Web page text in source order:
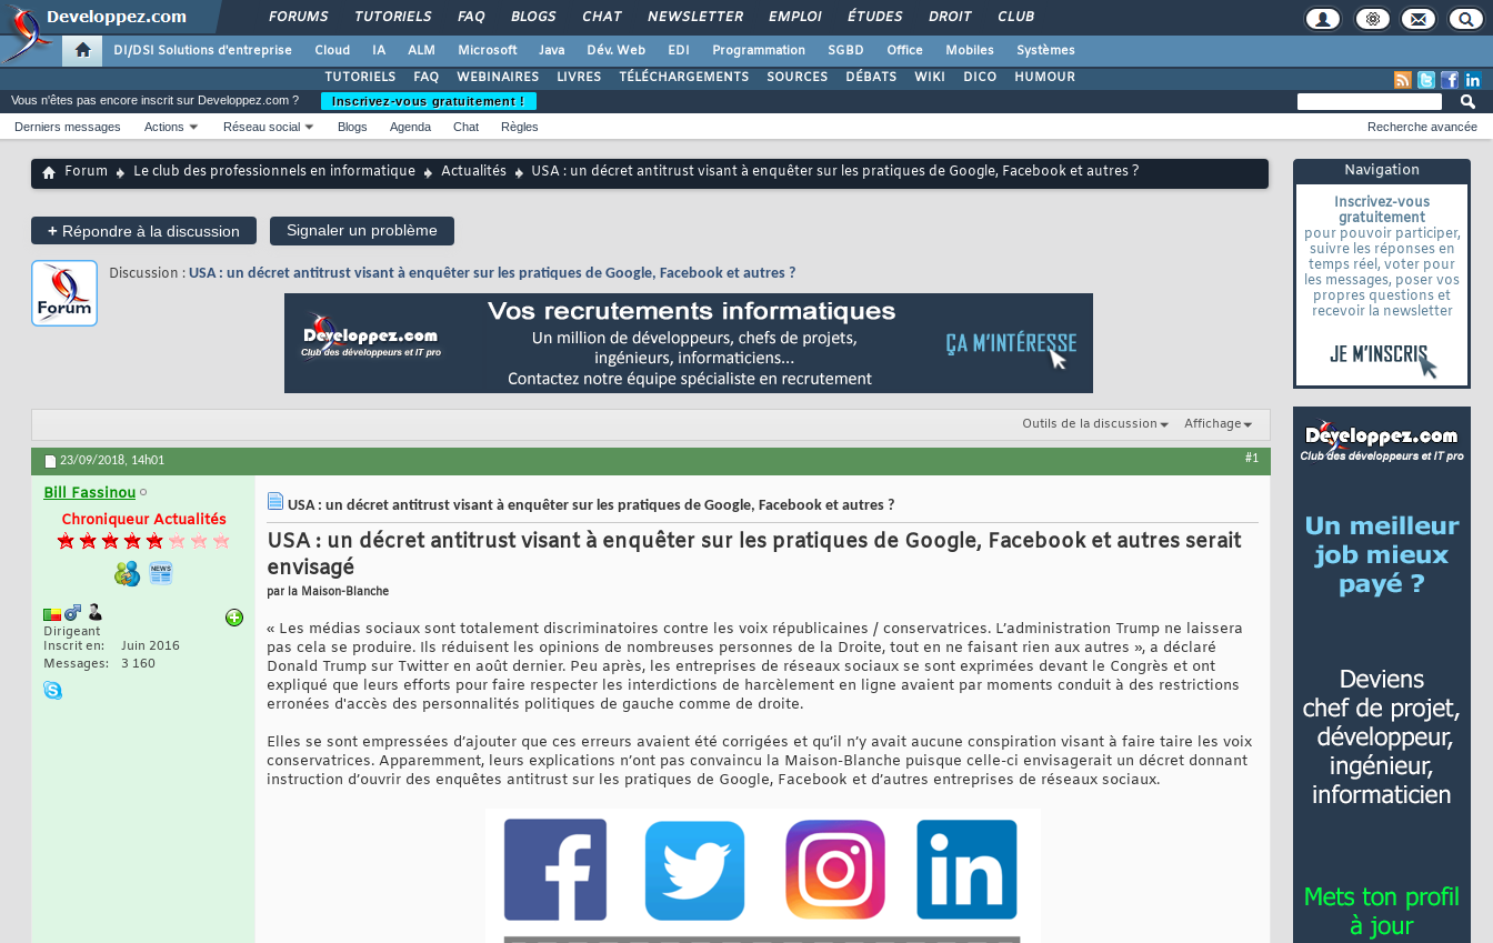
FORUMS TUTORIELS FAQ BLOGS CHAT NEWSLETTER EMPLOI ÉTUDES DROIT CLUB
DI/DSI Solutions d'entreprise Cloud IA ALM Microsoft Java Dév. Web EDI Programmation SGBD Office Mobiles
Systèmes
TUTORIELS
FAQ WEBINAIRES LIVRES TÉLÉCHARGEMENTS SOURCES DÉBATS WIKI DICO HUMOUR
Navigation
Inscrivez-vous
gratuitement
pour pouvoir participer,
suivre les réponses en
temps réel, voter pour
les messages, poser vos
propres questions et
recevoir la newsletter
Vous n'êtes pas encore inscrit sur Developpez.com ?
Inscrivez-vous gratuitement !
Derniers messages
Actions Réseau social Blogs Agenda Chat Règles Recherche avancée
Forum Le club des professionnels en informatique Actualités USA : un décret antitrust visant à enquêter sur les pratiques de Google, Facebook et autres ?
+ Répondre à la discussion Signaler un problème
Discussion : USA : un décret antitrust visant à enquêter sur les pratiques de Google, Facebook et autres ?
Outils de la discussion Affichage
23/09/2018, 14h01 #1
Bill Fassinou
Chroniqueur Actualités
Dirigeant
Inscrit en
Juin 2016
Messages
3 160
USA : un décret antitrust visant à enquêter sur les pratiques de Google, Facebook et autres ?
USA : un décret antitrust visant à enquêter sur les pratiques de Google, Facebook et autres serait
envisagé
par la Maison-Blanche
« Les médias sociaux sont totalement discriminatoires contre les voix républicaines / conservatrices. L’administration Trump ne laissera
pas cela se produire. Ils réduisent les opinions de nombreuses personnes de la Droite, tout en ne faisant rien aux autres », a déclaré
Donald Trump sur Twitter en août dernier. Peu après, les entreprises de réseaux sociaux se sont exprimées devant le Congrès et ont
expliqué que leurs efforts pour faire respecter les interdictions de harcèlement en ligne avaient par moments conduit à des restrictions
erronées d'accès des personnalités politiques de gauche comme de droite.
Elles se sont empressées d’ajouter que ces erreurs avaient été corrigées et qu’il n’y avait aucune conspiration visant à faire taire les voix
conservatrices. Apparemment, leurs explications n’ont pas convaincu la Maison-Blanche puisque celle-ci envisagerait un décret donnant
instruction d’ouvrir des enquêtes antitrust sur les pratiques de Google, Facebook et d’autres entreprises de réseaux sociaux.